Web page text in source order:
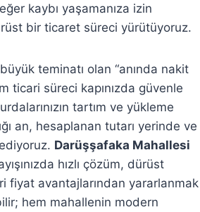
kaybı yaşamanıza izin
bir ticaret süreci yürütüyoruz.
teminatı olan “anında nakit
ticari süreci kapınızda güvenle
tartım ve yükleme
an, hesaplanan tutarı yerinde ve
Darüşşafaka Mahallesi
hızlı çözüm, dürüst
fiyat avantajlarından yararlanmak
hem mahallenin modern